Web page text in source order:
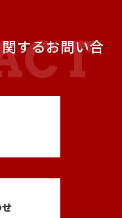
するお問い合
せ